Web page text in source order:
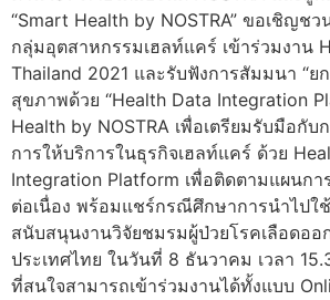
“Smart Health by NOSTRA” ขอเชิญช
กลุ่มอุตสาหกรรมเฮลท์แคร์ เข้าร่วมงาน
Thailand 2021 และรับฟังการสัมมนา “ย
สุขภาพด้วย “Health Data Integration
Health by NOSTRA เพื่อเตรียมรับมือกับ
การให้บริการในธุรกิจเฮลท์แคร์ ด้วย
Integration Platform เพื่อติดตามแผนก
ต่อเนื่อง พร้อมแชร์กรณีศึกษาการนำไปใ
สนับสนุนงานวิจัยชมรมผู้ป่วยโรคเลือดออ
ประเทศไทย ในวันที่ 8 ธันวาคม เวลา
ที่สนใจสามารถเข้าร่วมงานได้ทั้งแบบ